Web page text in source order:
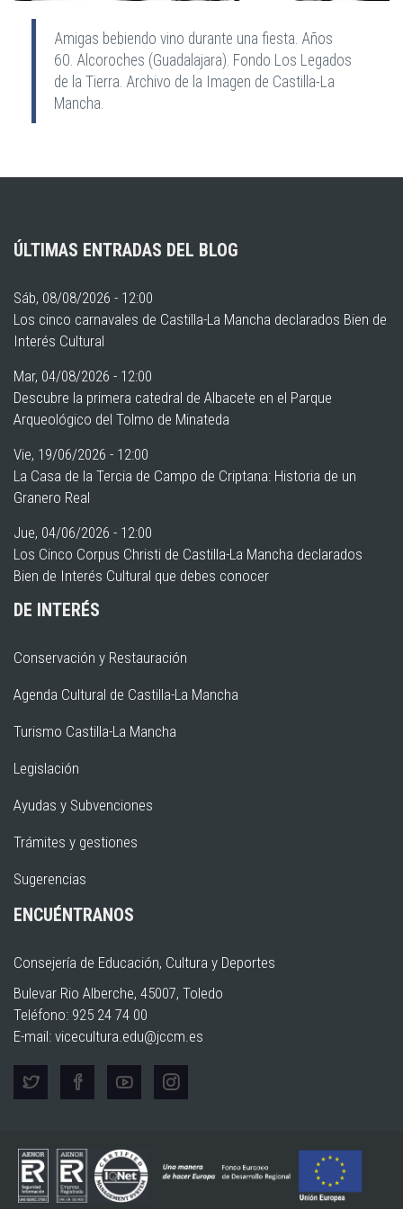
Amigas bebiendo vino durante una fiesta. Años
60. Alcoroches (Guadalajara). Fondo Los Legados
de la Tierra. Archivo de la Imagen de Castilla-La
Mancha.
ÚLTIMAS ENTRADAS DEL BLOG
Sáb, 08/08/2026 - 12:00
Los cinco carnavales de Castilla-La Mancha declarados Bien de
Interés Cultural
Mar, 04/08/2026 - 12:00
Descubre la primera catedral de Albacete en el Parque
Arqueológico del Tolmo de Minateda
Vie, 19/06/2026 - 12:00
La Casa de la Tercia de Campo de Criptana: Historia de un
Granero Real
Jue, 04/06/2026 - 12:00
Los Cinco Corpus Christi de Castilla-La Mancha declarados
Bien de Interés Cultural que debes conocer
DE INTERÉS
Conservación y Restauración
Agenda Cultural de Castilla-La Mancha
Turismo Castilla-La Mancha
Legislación
Ayudas y Subvenciones
Trámites y gestiones
Sugerencias
ENCUÉNTRANOS
Consejería de Educación, Cultura y Deportes
Bulevar Rio Alberche, 45007, Toledo
Teléfono: 925 24 74 00
E-mail: vicecultura.edu@jccm.es